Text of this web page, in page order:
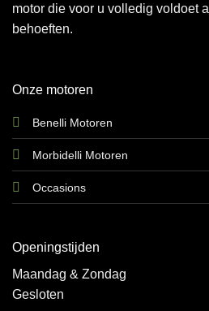
motor die voor u volledig voldoet
behoeften.
Onze motoren
Benelli Motoren
Morbidelli Motoren
Occasions
Openingstijden
Maandag & Zondag
Gesloten